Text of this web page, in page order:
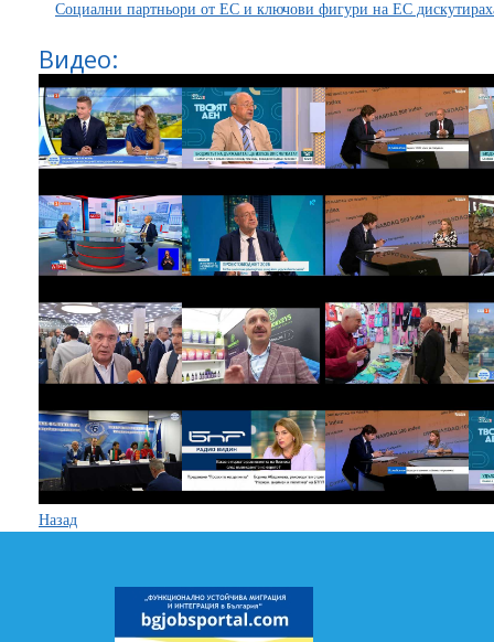
Социални партньори от ЕС и ключови фигури на ЕС
Видео:
Назад